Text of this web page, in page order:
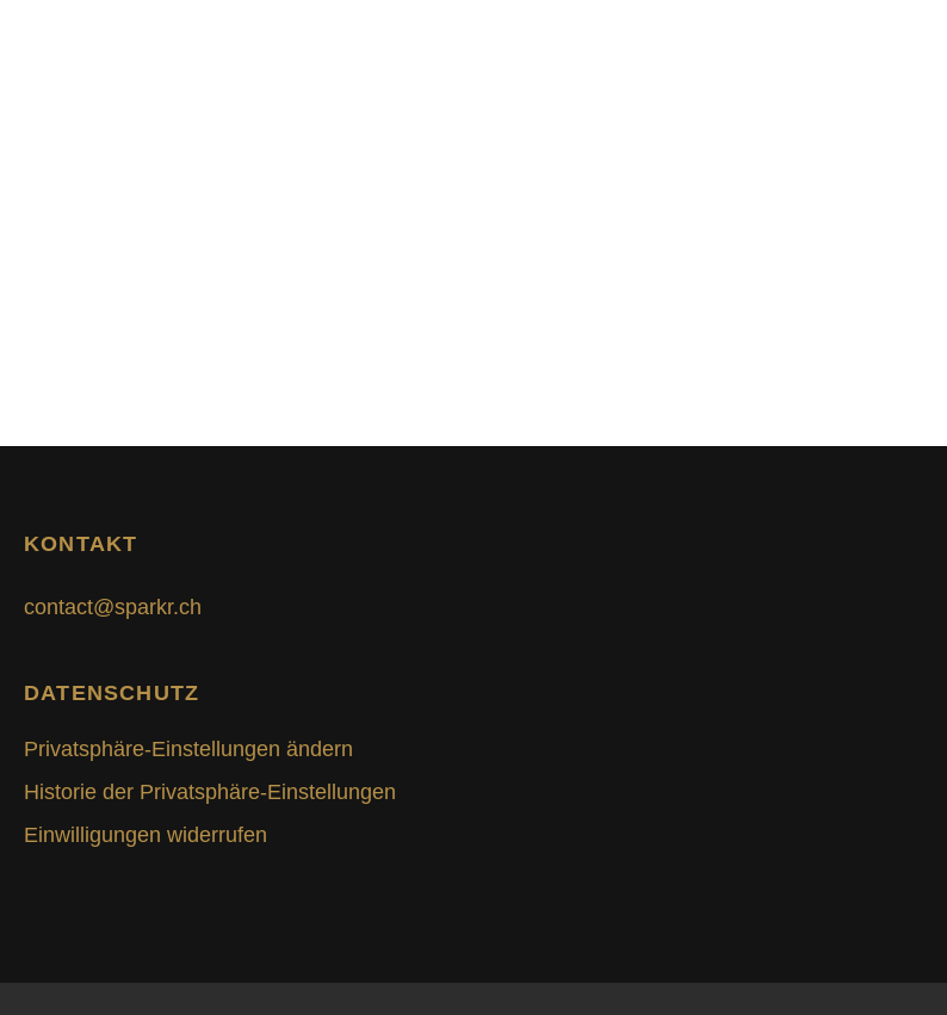
KONTAKT
contact@sparkr.ch
DATENSCHUTZ
Privatsphäre-Einstellungen ändern
Historie der Privatsphäre-Einstellungen
Einwilligungen widerrufen